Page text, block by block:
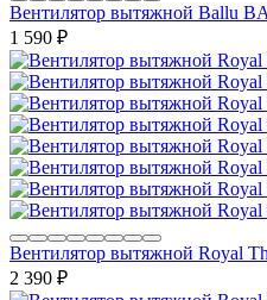
Вентилятор вытяжной Ballu
1 590 ₽
Вентилятор вытяжной Royal
2 390 ₽